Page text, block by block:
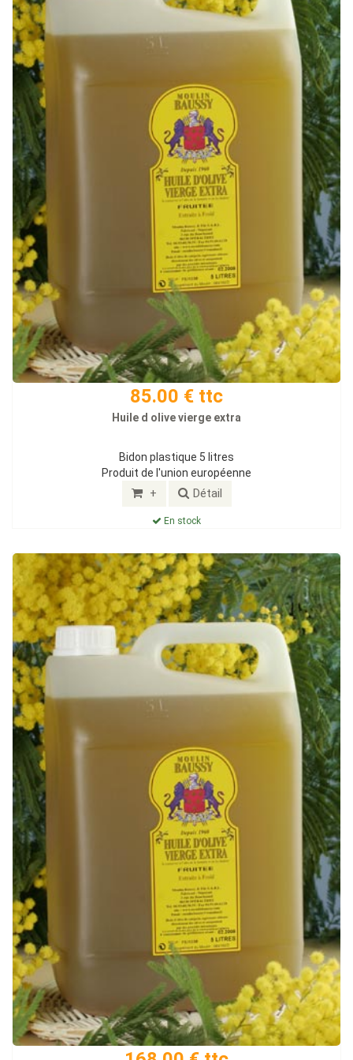
85.00 € ttc
Huile d olive vierge extra
Bidon plastique 5 litres
Produit de l'union européenne
+ Détail
En stock